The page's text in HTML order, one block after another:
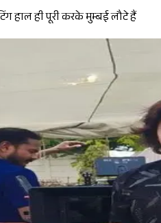
हाल ही पूरी करके मुम्बई लौटे हैं